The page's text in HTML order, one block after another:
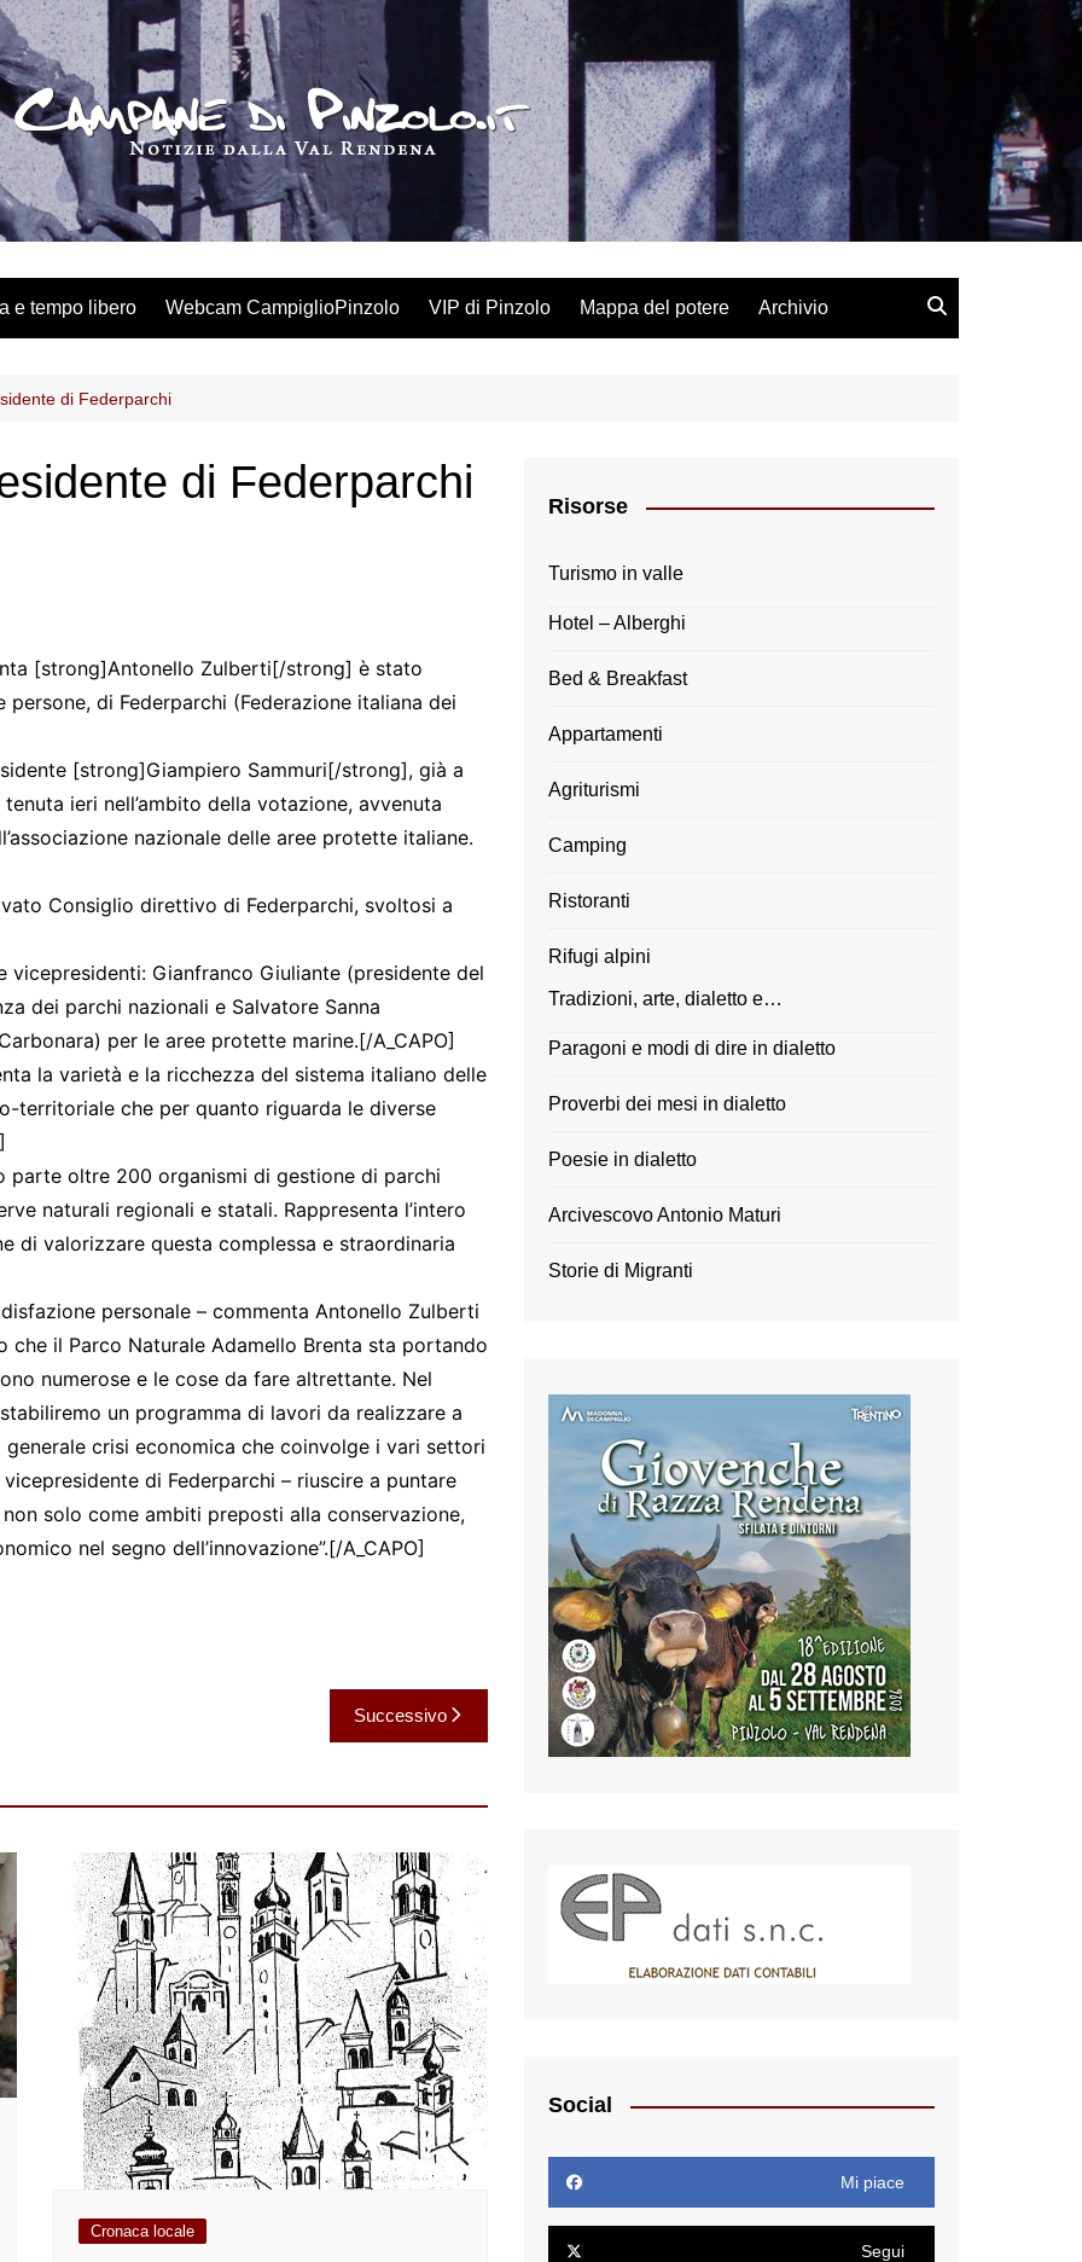
e tempo libero Webcam CampiglioPinzolo VIP di Pinzolo Mappa del potere Archivio
di Federparchi
di Federparchi
[strong]Antonello Zulberti[/strong] è stato
di Federparchi (Federazione italiana dei
[strong]Giampiero Sammuri[/strong], già a
ieri nell’ambito della votazione, avvenuta
nazionale delle aree protette italiane.
Consiglio direttivo di Federparchi, svoltosi a
Gianfranco Giuliante (presidente del
dei parchi nazionali e Salvatore Sanna
per le aree protette marine.[/A_CAPO]
la varietà e la ricchezza del sistema italiano delle
territoriale che per quanto riguarda le diverse
parte oltre 200 organismi di gestione di parchi
naturali regionali e statali. Rappresenta l’intero
di valorizzare questa complessa e straordinaria
personale – commenta Antonello Zulberti
il Parco Naturale Adamello Brenta sta portando
numerose e le cose da fare altrettante. Nel
un programma di lavori da realizzare a
crisi economica che coinvolge i vari settori
di Federparchi – riuscire a puntare
solo come ambiti preposti alla conservazione,
nel segno dell’innovazione”.[/A_CAPO]
Successivo
Cronaca locale
Risorse
Turismo in valle
Hotel – Alberghi
Bed & Breakfast
Appartamenti
Agriturismi
Camping
Ristoranti
Rifugi alpini
Tradizioni, arte, dialetto e…
Paragoni e modi di dire in dialetto
Proverbi dei mesi in dialetto
Poesie in dialetto
Arcivescovo Antonio Maturi
Storie di Migranti
Social
Mi piace
Segui